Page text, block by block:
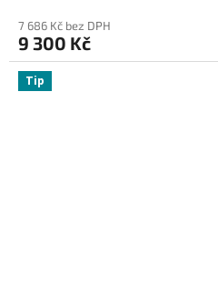
koupelny/ložnice/
7 686 Kč bez DPH
9 300 Kč
Tip